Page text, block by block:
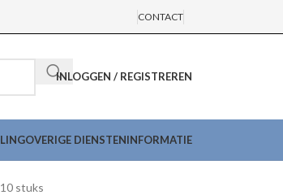
CONTACT
INLOGGEN / REGISTREREN
OVERIGE DIENSTENINFORMATIE
stuks